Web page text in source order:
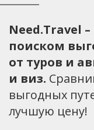
Need.Travel
поиском
от туров и
и виз.
выгодных
лучшую цену!